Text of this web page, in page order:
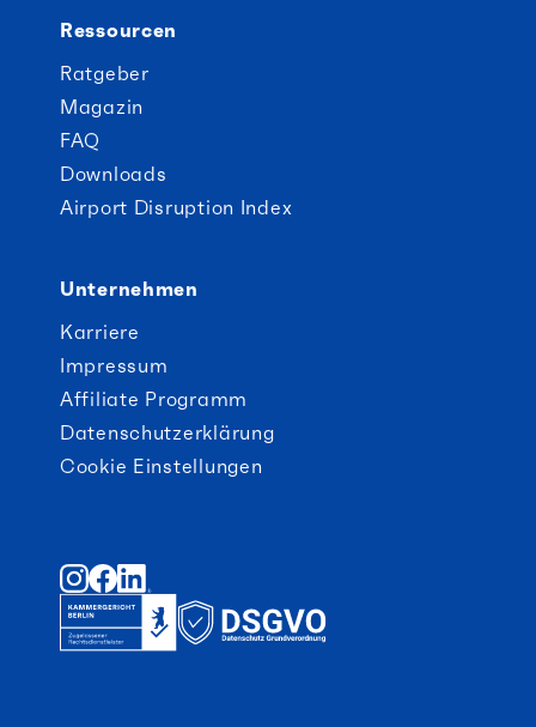
Ressourcen
Ratgeber
Magazin
FAQ
Downloads
Airport Disruption Index
Unternehmen
Karriere
Impressum
Affiliate Programm
Datenschutzerklärung
Cookie Einstellungen